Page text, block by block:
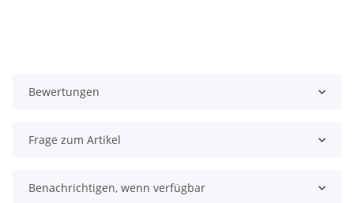
Bewertungen
Frage zum Artikel
Benachrichtigen, wenn verfügbar